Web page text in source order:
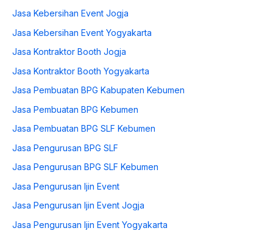
Jasa Kebersihan Event Jogja
Jasa Kebersihan Event Yogyakarta
Jasa Kontraktor Booth Jogja
Jasa Kontraktor Booth Yogyakarta
Jasa Pembuatan BPG Kabupaten Kebumen
Jasa Pembuatan BPG Kebumen
Jasa Pembuatan BPG SLF Kebumen
Jasa Pengurusan BPG SLF
Jasa Pengurusan BPG SLF Kebumen
Jasa Pengurusan Ijin Event
Jasa Pengurusan Ijin Event Jogja
Jasa Pengurusan Ijin Event Yogyakarta